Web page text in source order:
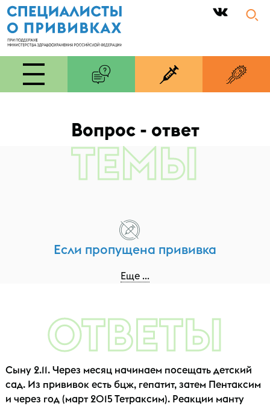
|
Вопрос - ответ
ТЕМЫ
Если пропущена прививка
Применение конкретных вакцин
Еще ...
ОТВЕТЫ
Сыну 2.11. Через месяц начинаем посещать детский
сад. Из прививок есть бцж, гепатит, затем Пентаксим
и через год (март 2015 Тетраксим). Реакции манту